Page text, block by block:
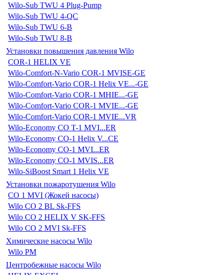
Wilo-Sub TWU 4 Plug-Pump
Wilo-Sub TWU 4-QC
Wilo-Sub TWU 6-B
Wilo-Sub TWU 8-B
Установки повышения давления Wilo
COR-1 HELIX VE
Wilo-Comfort-N-Vario COR-1 MVISE-GE
Wilo-Comfort-Vario COR-1 Helix VE...-GE
Wilo-Comfort-Vario COR-1 MHIE...-GE
Wilo-Comfort-Vario COR-1 MVIE...-GE
Wilo-Comfort-Vario COR-1 MVIE...VR
Wilo-Economy CO T-1 MVI...ER
Wilo-Economy CO-1 Helix V...CE
Wilo-Economy CO-1 MVI...ER
Wilo-Economy CO-1 MVIS...ER
Wilo-SiBoost Smart 1 Helix VE
Установки пожаротушения Wilo
CO 1 MVI (Жокей насосы)
Wilo CO 2 BL Sk-FFS
Wilo CO 2 HELIX V SK-FFS
Wilo CO 2 MVI Sk-FFS
Химические насосы Wilo
Wilo PM
Центробежные насосы Wilo